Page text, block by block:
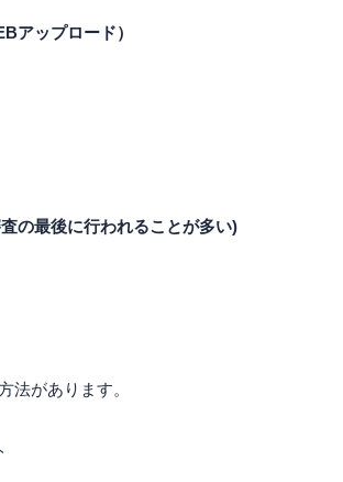
アップロード）
の最後に行われることが多い)
法があります。